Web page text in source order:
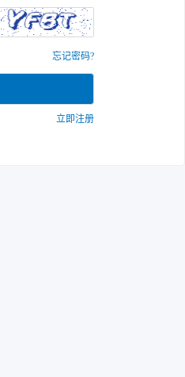
忘记密码?
立即注册